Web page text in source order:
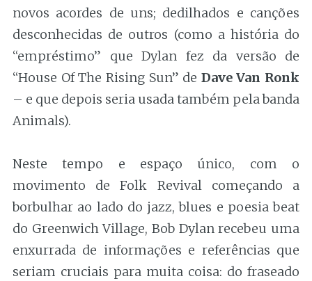
novos acordes de uns; dedilhados e canções
desconhecidas de outros (como a história do
“empréstimo” que Dylan fez da versão de
“House Of The Rising Sun” de Dave Van Ronk
– e que depois seria usada também pela banda
Animals).
Neste tempo e espaço único, com o
movimento de Folk Revival começando a
borbulhar ao lado do jazz, blues e poesia beat
do Greenwich Village, Bob Dylan recebeu uma
enxurrada de informações e referências que
seriam cruciais para muita coisa: do fraseado